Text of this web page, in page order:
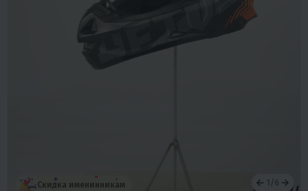
Скидка именинникам / 6